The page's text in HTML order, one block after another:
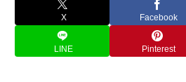
X Facebook
LINE Pinterest